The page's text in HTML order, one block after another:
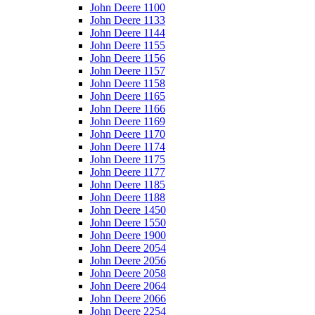
John Deere 1100
John Deere 1133
John Deere 1144
John Deere 1155
John Deere 1156
John Deere 1157
John Deere 1158
John Deere 1165
John Deere 1166
John Deere 1169
John Deere 1170
John Deere 1174
John Deere 1175
John Deere 1177
John Deere 1185
John Deere 1188
John Deere 1450
John Deere 1550
John Deere 1900
John Deere 2054
John Deere 2056
John Deere 2058
John Deere 2064
John Deere 2066
John Deere 2254